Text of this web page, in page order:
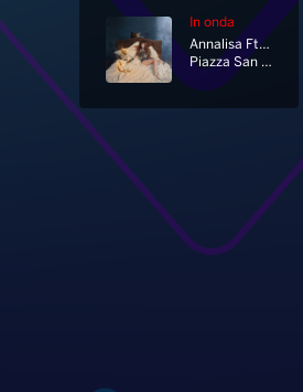
In onda
Annalisa Ft. Marco Mengoni
Piazza San Marco